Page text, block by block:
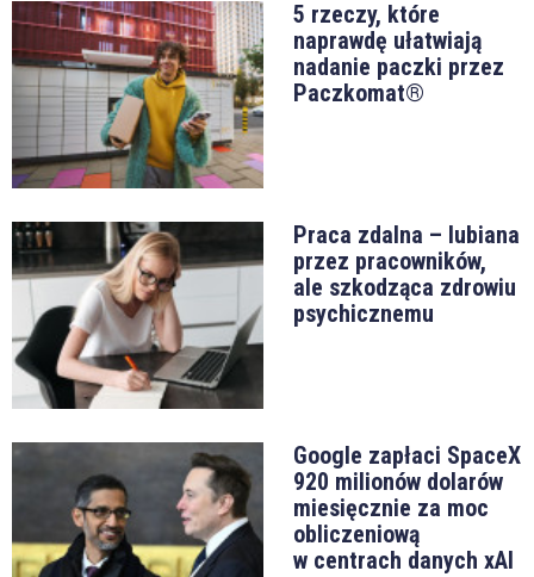
5 rzeczy, które
naprawdę ułatwiają
nadanie paczki przez
Paczkomat®
Praca zdalna – lubiana
przez pracowników,
ale szkodząca zdrowiu
psychicznemu
Google zapłaci SpaceX
920 milionów dolarów
miesięcznie za moc
obliczeniową
w centrach danych xAI